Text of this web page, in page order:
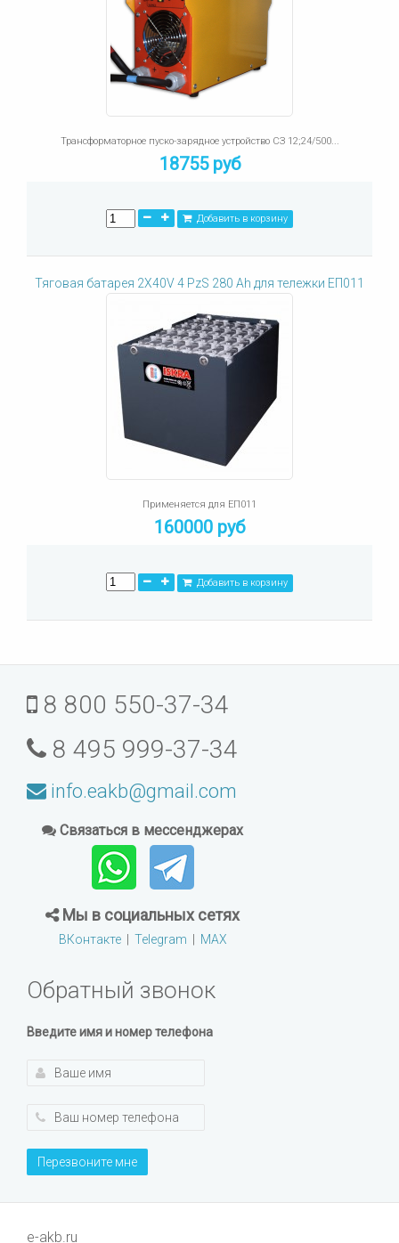
Трансформаторное пуско-зарядное устройство СЗ 12;24/500...
18755 руб
Добавить в корзину
Тяговая батарея 2X40V 4 PzS 280 Ah для тележки ЕП011
Применяется для ЕП011
160000 руб
Добавить в корзину
8 800 550-37-34
8 495 999-37-34
info.eakb@gmail.com
Связаться в мессенджерах
Мы в социальных сетях
ВКонтакте| Telegram | MAX
Обратный звонок
Введите имя и номер телефона
Перезвоните мне
e-akb.ru